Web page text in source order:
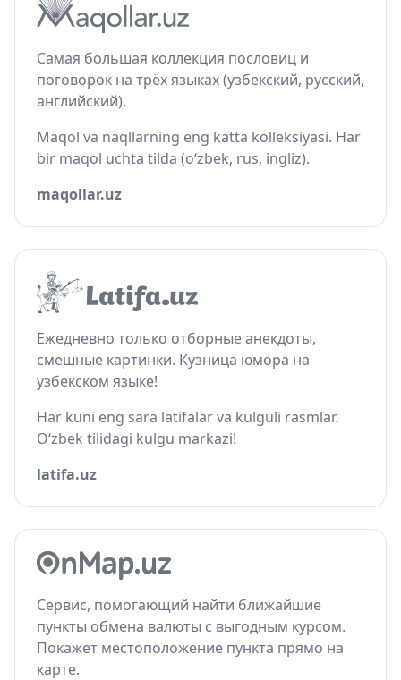
Самая большая коллекция пословиц и
поговорок на трёх языках (узбекский, русский,
английский).
Maqol va naqllarning eng katta kolleksiyasi. Har
bir maqol uchta tilda (o‘zbek, rus, ingliz).
maqollar.uz
Ежедневно только отборные анекдоты,
смешные картинки. Кузница юмора на
узбекском языке!
Har kuni eng sara latifalar va kulguli rasmlar.
O‘zbek tilidagi kulgu markazi!
latifa.uz
Сервис, помогающий найти ближайшие
пункты обмена валюты с выгодным курсом.
Покажет местоположение пункта прямо на
карте.